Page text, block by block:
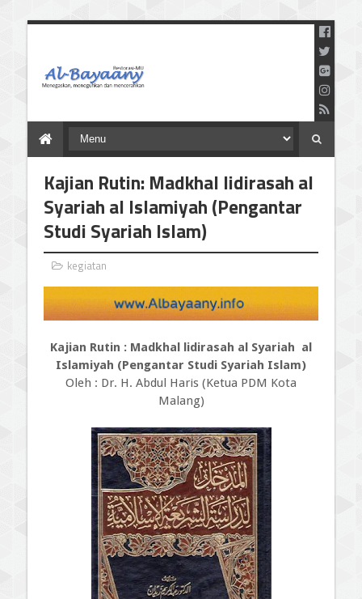
dan Mencerahkan
Kajian Rutin: Madkhal lidirasah al
Syariah al Islamiyah (Pengantar
Studi Syariah Islam)
kegiatan
Kajian Rutin : Madkhal lidirasah al Syariah al
Islamiyah (Pengantar Studi Syariah Islam)
Oleh : Dr. H. Abdul Haris (Ketua PDM Kota
Malang)